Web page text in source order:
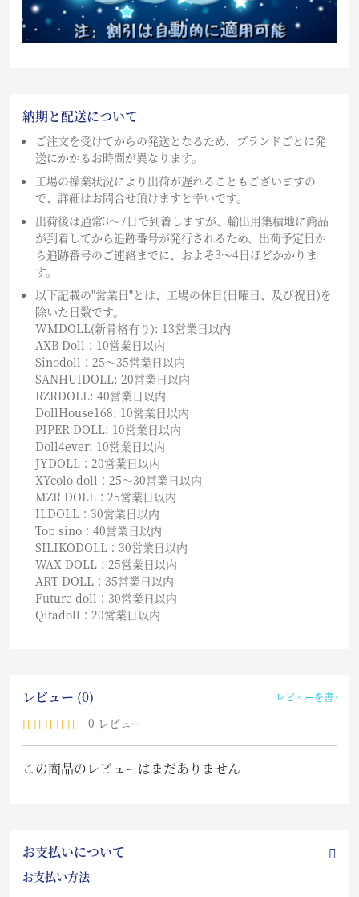
納期と配送について
ご注文を受けてからの発送となるため、ブランドごとに発
送にかかるお時間が異なります。
工場の操業状況により出荷が遅れることもございますの
で、詳細はお問合せ頂けますと幸いです。
出荷後は通常3～7日で到着しますが、輸出用集積地に商品
が到着してから追跡番号が発行されるため、出荷予定日か
ら追跡番号のご連絡までに、およそ3〜4日ほどかかりま
す。
以下記載の"営業日"とは、工場の休日(日曜日、及び祝日)を
除いた日数です。
WMDOLL(新骨格有り): 13営業日以内
AXB Doll：10営業日以内
Sinodoll：25〜35営業日以内
SANHUIDOLL: 20営業日以内
RZRDOLL: 40営業日以内
DollHouse168: 10営業日以内
PIPER DOLL: 10営業日以内
Doll4ever: 10営業日以内
JYDOLL：20営業日以内
XYcolo doll：25〜30営業日以内
MZR DOLL：25営業日以内
ILDOLL：30営業日以内
Top sino：40営業日以内
SILIKODOLL：30営業日以内
WAX DOLL：25営業日以内
ART DOLL：35営業日以内
Future doll：30営業日以内
Qitadoll：20営業日以内
レビュー (0) レビューを書く
0 レビュー
この商品のレビューはまだありません
お支払いについて
お支払い方法